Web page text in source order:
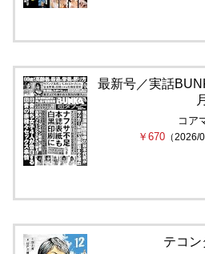
最新号／実話
コア
￥670 （2026/
テコン